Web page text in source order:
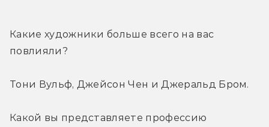
Какие художники больше всего на вас
повлияли?
Тони Вульф, Джейсон Чен и Джеральд Бром.
Какой вы представляете профессию